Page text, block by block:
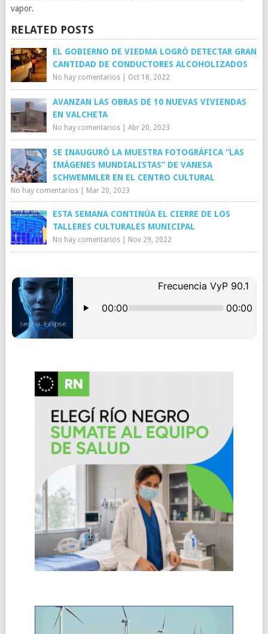
vapor.
RELATED POSTS
EL GOBIERNO DE VIEDMA LOGRÓ DETECTAR GRAN
CANTIDAD DE CONDUCTORES ALCOHOLIZADOS
No hay comentarios| Oct 18, 2022
AVANZAN LAS OBRAS DE 10 NUEVAS VIVIENDAS
EN VALCHETA
No hay comentarios| Abr 20, 2023
SE INAUGURÓ LA MUESTRA FOTOGRÁFICA “LAS
IMÁGENES MUNDIALISTAS” DE VANESA
SCHWEMMLER EN EL CENTRO CULTURAL
No hay comentarios| Mar 20, 2023
ESTA SEMANA CONTINÚA EL CIERRE DE LOS
TALLERES CULTURALES MUNICIPAL
No hay comentarios| Nov 29, 2022